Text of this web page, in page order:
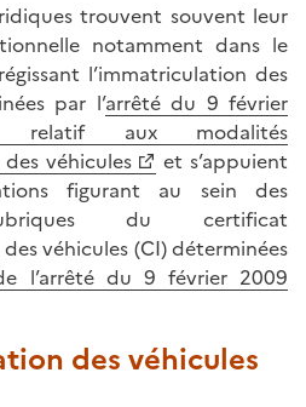
trouvent souvent leur
notamment dans le
l’immatriculation des
par l’arrêté du 9 février
relatif aux modalités
véhicules
et s’appuient
figurant au sein des
du certificat
véhicules (CI) déterminées
l’arrêté du 9 février 2009
des véhicules